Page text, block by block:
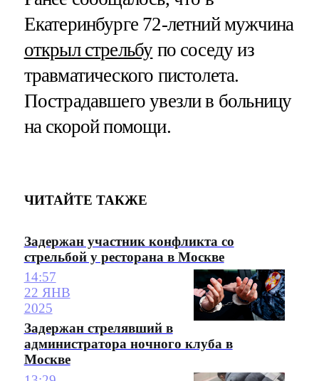
Екатеринбурге 72-летний мужчина
открыл стрельбупо соседу из
травматического пистолета.
Пострадавшего увезли в больницу
на скорой помощи.
ЧИТАЙТЕ ТАКЖЕ
Задержан участник конфликта со
стрельбой у ресторана в Москве
14:57
22 ЯНВ
2025
Задержан стрелявший в
администратора ночного клуба в
Москве